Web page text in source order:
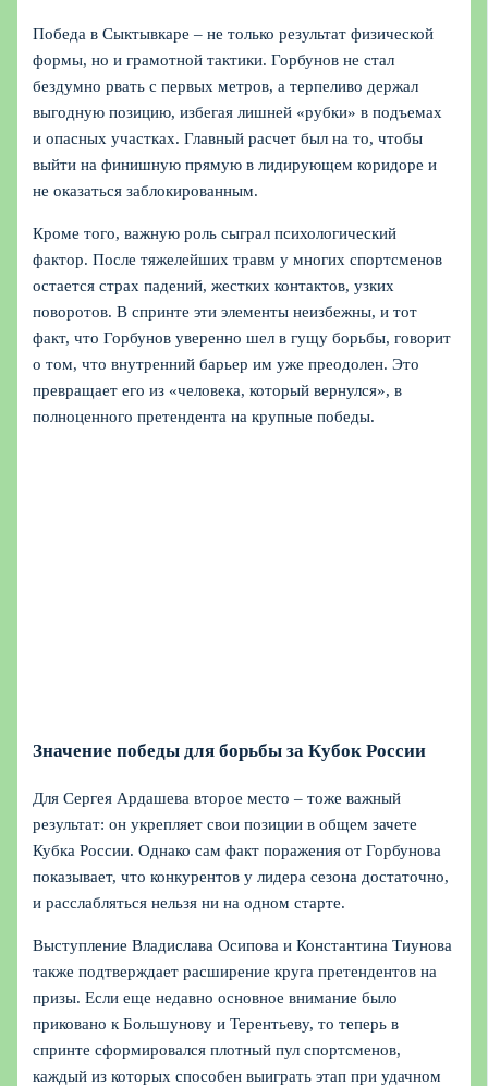
Победа в Сыктывкаре – не только результат физической
формы, но и грамотной тактики. Горбунов не стал
бездумно рвать с первых метров, а терпеливо держал
выгодную позицию, избегая лишней «рубки» в подъемах
и опасных участках. Главный расчет был на то, чтобы
выйти на финишную прямую в лидирующем коридоре и
не оказаться заблокированным.
Кроме того, важную роль сыграл психологический
фактор. После тяжелейших травм у многих спортсменов
остается страх падений, жестких контактов, узких
поворотов. В спринте эти элементы неизбежны, и тот
факт, что Горбунов уверенно шел в гущу борьбы, говорит
о том, что внутренний барьер им уже преодолен. Это
превращает его из «человека, который вернулся», в
полноценного претендента на крупные победы.
Значение победы для борьбы за Кубок России
Для Сергея Ардашева второе место – тоже важный
результат: он укрепляет свои позиции в общем зачете
Кубка России. Однако сам факт поражения от Горбунова
показывает, что конкурентов у лидера сезона достаточно,
и расслабляться нельзя ни на одном старте.
Выступление Владислава Осипова и Константина Тиунова
также подтверждает расширение круга претендентов на
призы. Если еще недавно основное внимание было
приковано к Большунову и Терентьеву, то теперь в
спринте сформировался плотный пул спортсменов,
каждый из которых способен выиграть этап при удачном